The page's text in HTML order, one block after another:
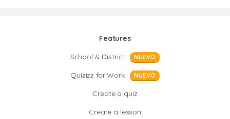
Features
School & District
NUEVO
Quizizz for Work NUEVO
Create a quiz
Create a lesson